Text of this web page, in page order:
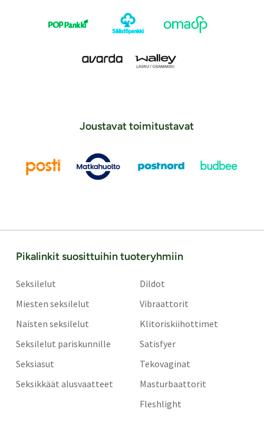
Joustavat toimitustavat
Pikalinkit suosittuihin tuoteryhmiin
Seksilelut
Miesten seksilelut
Naisten seksilelut
Seksilelut pariskunnille
Seksiasut
Seksikkäät alusvaatteet
Dildot
Vibraattorit
Klitoriskiihottimet
Satisfyer
Tekovaginat
Masturbaattorit
Fleshlight